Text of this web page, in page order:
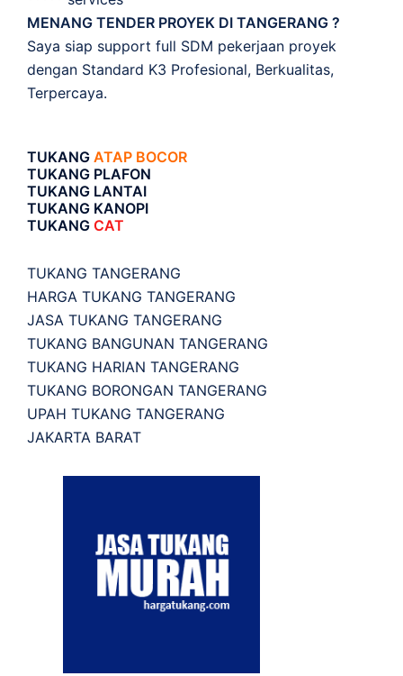
MENANG TENDER PROYEK DI TANGERANG ?
Saya siap support full SDM pekerjaan proyek
dengan Standard K3 Profesional, Berkualitas,
Terpercaya.
TUKANG ATAP BOCOR
TUKANG PLAFON
TUKANG LANTAI
TUKANG KANOPI
TUKANG CAT
TUKANG TANGERANG
HARGA TUKANG TANGERANG
JASA TUKANG TANGERANG
TUKANG BANGUNAN TANGERANG
TUKANG HARIAN TANGERANG
TUKANG BORONGAN TANGERANG
UPAH TUKANG TANGERANG
JAKARTA BARAT